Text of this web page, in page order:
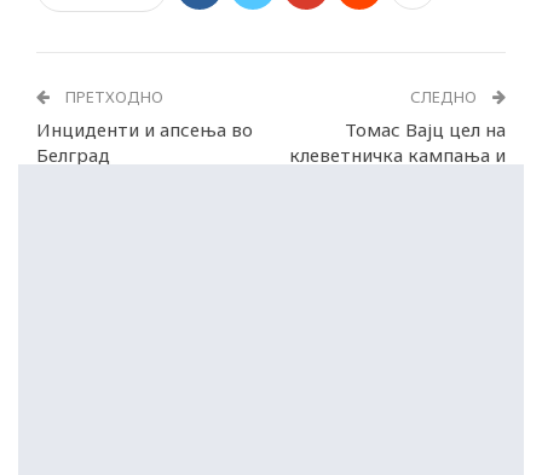
ПРЕТХОДНО
Инциденти и апсења во
Белград
СЛЕДНО
Томас Вајц цел на
клеветничка кампања и